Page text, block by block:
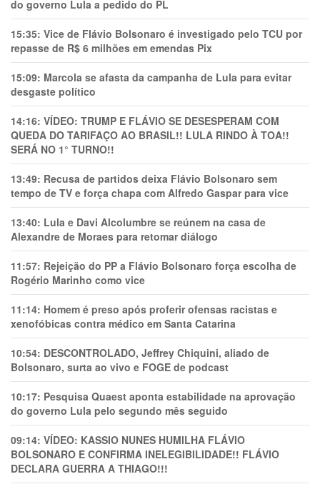
do governo Lula a pedido do PL
15:35: Vice de Flávio Bolsonaro é investigado pelo TCU por
repasse de R$ 6 milhões em emendas Pix
15:09: Marcola se afasta da campanha de Lula para evitar
desgaste político
14:16: VÍDEO: TRUMP E FLÁVIO SE DESESPERAM COM
QUEDA DO TARIFAÇO AO BRASIL!! LULA RINDO À TOA!!
SERÁ NO 1° TURNO!!
13:49: Recusa de partidos deixa Flávio Bolsonaro sem
tempo de TV e força chapa com Alfredo Gaspar para vice
13:40: Lula e Davi Alcolumbre se reúnem na casa de
Alexandre de Moraes para retomar diálogo
11:57: Rejeição do PP a Flávio Bolsonaro força escolha de
Rogério Marinho como vice
11:14: Homem é preso após proferir ofensas racistas e
xenofóbicas contra médico em Santa Catarina
10:54: DESCONTROLADO, Jeffrey Chiquini, aliado de
Bolsonaro, surta ao vivo e FOGE de podcast
10:17: Pesquisa Quaest aponta estabilidade na aprovação
do governo Lula pelo segundo mês seguido
09:14: VÍDEO: KASSIO NUNES HUMlLHA FLÁVIO
BOLSONARO E CONFIRMA INELEGIBILIDADE!! FLÁVIO
DECLARA GUERRA A THIAGO!!!